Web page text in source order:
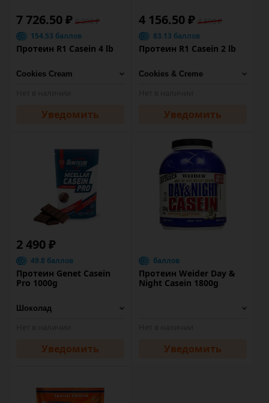
7 726.50 ₽ 9 090 ₽
154.53 баллов
Протеин R1 Casein 4 lb
Уведомить
4 156.50 ₽ 4 890 ₽
83.13 баллов
Протеин R1 Casein 2 lb
Уведомить
2 490 ₽
49.8 баллов
Протеин Genet Casein
Pro 1000g
Уведомить
баллов
Протеин Weider Day &
Night Casein 1800g
Уведомить